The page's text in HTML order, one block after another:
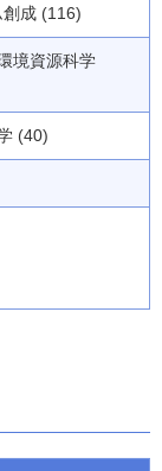
成 (116)
境資源科学
(40)